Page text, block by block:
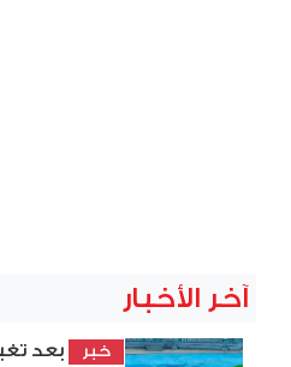
آخر الأخبار
خبر
بعد